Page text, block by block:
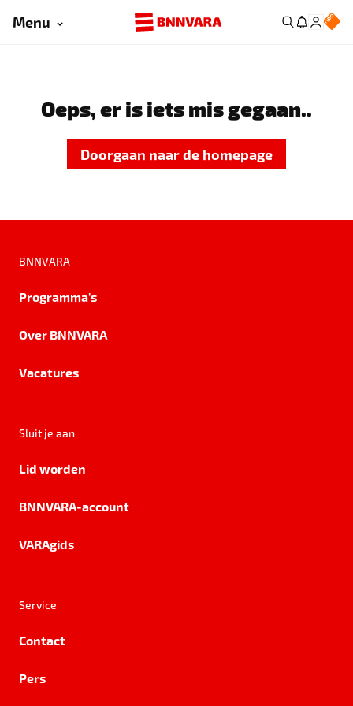
Menu
Oeps, er is iets mis gegaan..
Doorgaan naar de homepage
BNNVARA
Programma's
Over BNNVARA
Vacatures
Sluit je aan
Lid worden
BNNVARA-account
VARAgids
Service
Contact
Pers